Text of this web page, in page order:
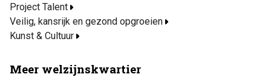
Project Talent
Veilig, kansrijk en gezond opgroeien
Kunst & Cultuur
Meer welzijnskwartier